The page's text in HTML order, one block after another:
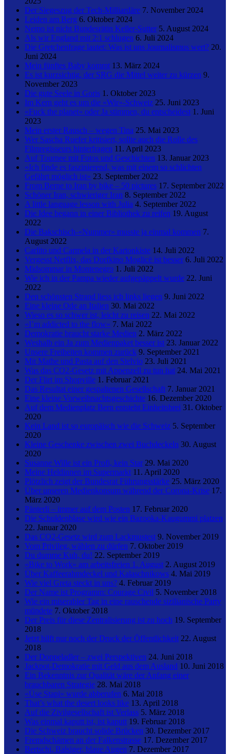
Der Siegeszug der Tech-Milliardäre 7. November 2024
Leiden am Berg 6. Oktober 2024
Nemo ist nicht Bundesrätin Keller-Sutter 5. August 2024
Als wir England mit 2:1 schlugen 6. Juli 2024
Die Gretchenfrage lautet: Was ist uns Journalismus wert? 20.
Juni 2024
Mein fünftes Baby kommt 13. März 2024
Es ist kurzsichtig, der SRG die Mittel weiter zu kürzen 9.
November 2023
Die gute Seele in Goris 1. Oktober 2023
Im Kern geht es um die «Wir»-Schweiz 25. Juni 2023
«Fuck the planet» oder Ja stimmen, du entscheidest 1. Juni
2023
Mein erster Rausch – wegen Tina 25. Mai 2023
Wer Sascha Ruefer kritisiert, sollte auch die Rolle des
Filmregisseurs hinterfragen 11. April 2023
Auf Tournee mit Fotos und Geschichten 13. Januar 2023
«Ich finde es faszinierend, was mit einem so schlichten
Gefährt möglich ist» 23. September 2022
From Berne to Iran by bike – 50 pictures 17. September 2022
Schöner Iran, schwieriger Iran 8. September 2022
A little language lesson with Julia 4. September 2022
Die Idee begann in einer Bibliothek zu reifen 19. August
2022
Die Bakschisch-«Nummer» musste ja einmal kommen 7.
August 2022
Carlito und Carmela in der Kartonkiste 14. Juli 2022
Vergesst Netflix, das Dorfkino Moglicë ist besser 6. Juli 2022
Midsommar in Montenegro 1. Juli 2022
Wie ich in der Pampa wieder aufgepäppelt wurde 22. Juni
2022
Den schönsten Strand liess ich links liegen 9. Juni 2022
Eine kleine Ode an Italien 30. Mai 2022
Wieso es so schwer ist, leicht zu reisen 22. Mai 2022
«I’m addicted to the flow» 7. Mai 2022
Demokratie braucht starke Medien 2. März 2022
Weshalb ein Ja zum Medienpaket besser ist 23. Januar 2022
Unsere Freiheiten kommen zurück 9. September 2021
Mit Mathe und Pasta auf den Stelvio 23. Juli 2021
Was das CO2-Gesetz mit Appenzell zu tun hat 24. Mai 2021
Der Flirt im Shopville 1. Februar 2021
Das Resultat einer gespaltenen Gesellschaft 7. Januar 2021
Eine kleine Vorweihnachtsgeschichte 16. Dezember 2020
Auf dem Medienplatz Bern entsteht Einheitsbrei 31. Oktober
2020
Kein Land ist so europäisch wie die Schweiz 5. September
2020
Kleine Geschenke zwischen zwei Buchdeckeln 30. August
2020
Susanne Wille ist ein Profi, kein Star 29. Mai 2020
Meine Heldinnen im Supermarkt 11. April 2020
Plötzlich zeigt der Bundesrat Führungsstärke 25. März 2020
Über unseren Medienkonsum während der Corona-Krise 17.
März 2020
Pänterli – immer auf dem Posten 17. Februar 2020
Die Schuldenblase wird wie ein Bazooka-Kaugummi platzen
22. Januar 2020
Das CO2-Gesetz wird zum Lackmustest 9. November 2019
Vom Privileg, wählen zu dürfen 7. Oktober 2019
Du dumme Kuh, du! 22. September 2019
«Bike to Work» am arbeitsfreien 1. August 2. August 2019
Über Kaffeerahmdeckel und Kalaschnikows 4. Mai 2019
Wie viel Greta steckt in uns? 4. Februar 2019
Der Name ist Programm: Courage Civil 5. November 2018
Wie ein miserabler Tag in eine rauschende sizilianische Party
mündete 7. Oktober 2018
Der Preis für diese Zentralisierung ist zu hoch 19. September
2018
Jetzt hilft nur noch der Druck der Öffentlichkeit 22. August
2018
Der Doppeladler – zwei Perspektiven 24. Juni 2018
Jackpot-Demokratie mit Geld aus dem Ausland 10. Juni 2018
Ein Bekenntnis zur Qualität wäre der Anfang einer
brauchbaren Strategie 28. Mai 2018
«Üse Stapi» wurde abberufen 6. Mai 2018
That’s what the desert looks like 13. April 2018
Auf die Zivilgesellschaft ist Verlass 5. März 2018
Was einmal kaputt ist, ist kaputt 19. Februar 2018
Die Schweiz braucht solide Brücken 30. Dezember 2017
Fremdschämen an der Falkenstrasse 17. Dezember 2017
Bertschi, Balsiger, blaue Augen 7. Dezember 2017